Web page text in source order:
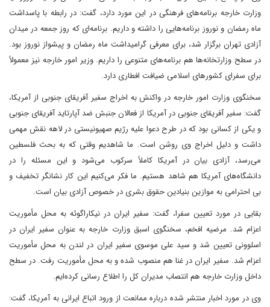
وزارت خارجه برنامه‌های فرهنگی در این مورد دارد، گفت: در رابطه با پاسداشت
ماه رمضان و نوروز برنامه‌هایی را داشته و داریم. برنامه‌ای که روز جمعه در میدان
آزادی تهران برگزار شد، برای معرفی گرامیداشت ماه رمضان و پیشواز نوروز بود.
در سطح وزارتخانه‌ها هم برنامه‌های متنوعی را داریم. وزیر امور خارجه نیز معمولاً
برای سفرای کشورهای اسلامی ضیافت افطاری دارد.
سخنگوی وزارت امور خارجه در واکنش به اخراج سفیر آفریقای جنوبی از آمریکا،
گفت: سفیر آفریقای جنوبی در آمریکا از فعالان جنبش ضد آپارتاید آفریقای جنوبی
و یکی از کسانی بود که در طرح دعوا علیه رژیم صهیونیستی در لاهه نقش مهمی
داشت و دلیل اخراج وی روشن است. ما شاهدیم وقتی که به بحث فلسطین
می‌رسد، آزادی بیان در آمریکا کاملاً سرکوب می‌شود و این مسئله را در
دانشگاه‌های آمریکا هم شاهد هستیم. ما فکر می‌کنیم این کار نشانگر تخفیف و
بی احترامی به موازین بنیادین حقوق بشری در خصوص آزادی بیان است.
بقایی در مورد تعیین سفرا، گفت: سفیر ایران در نیکاراگوئه به محل مأموریت
اعزام شد. مرضیه افخم، سخنگوی اسبق وزارت خارجه به عنوان سفیر ایران در
اسلوونی تعیین شد و سید علی موسوی سفیر ایران در لندن به محل مأموریت
اعزام شد. سفیر ایران در غنا هم منصوب شده و به محل مأموریت رفت. در سطح
داخل وزارت خارجه هم انتصاب مدیران کل را اطلاع رسانی کرده‌ایم.
وی در مورد اخبار منتشر شده درباره ممانعت از ورود اتباع ایرانی به آمریکا، گفت: